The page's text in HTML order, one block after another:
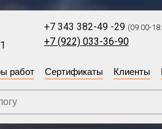
+7 343 382-49 -29 (09:00-
+7 (922) 033-36-90
работ Сертификаты Клиенты